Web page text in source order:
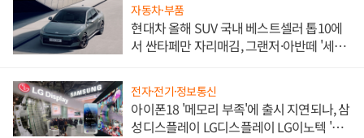
자동차·부품
현대차 올해 SUV 국내 베스트셀러 톱10에
서 싼타페만 자리매김, 그랜저·아반떼 '세단
전자·전기·정보통신
아이폰18 '메모리 부족'에 출시 지연되나, 삼
성디스플레이 LG디스플레이 LG이노텍 '탈